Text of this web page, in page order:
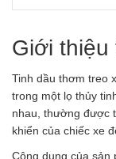
5 sao
60.000 ₫.
Giới thiệu
Tinh dầu thơm treo
trong một lọ thủy
nhau, thường được
khiển của chiếc xe
Công dụng của sản